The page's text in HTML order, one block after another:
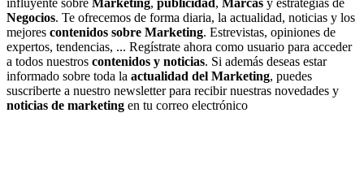
influyente sobre Marketing, publicidad , Marcas y estrategias de
Negocios. Te ofrecemos de forma diaria, la actualidad, noticias y los
mejores contenidos sobre Marketing. Estrevistas, opiniones de
expertos, tendencias, ... Regístrate ahora como usuario para acceder
a todos nuestros contenidos y noticias. Si además deseas estar
informado sobre toda la actualidad del Marketing, puedes
suscriberte a nuestro newsletter para recibir nuestras novedades y
noticias de marketing en tu correo electrónico